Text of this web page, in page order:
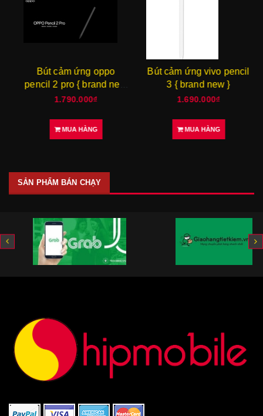
Bút cảm ứng oppo
pencil 2 pro { brand new
}
1.790.000₫
MUA HÀNG
Bút cảm ứng vivo pencil
3 { brand new }
1.690.000₫
MUA HÀNG
SẢN PHẨM BÁN CHẠY